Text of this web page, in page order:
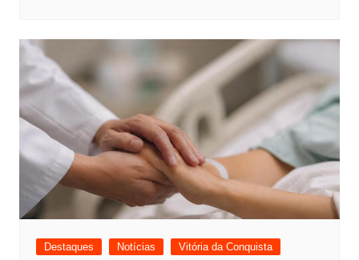
Destaques Notícias Vitória da Conquista